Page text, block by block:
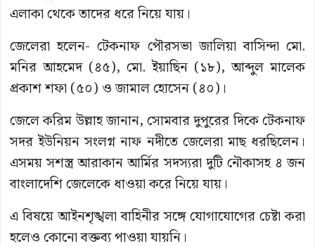
এলাকা থেকে তাদের ধরে নিয়ে যায়।
জেলেরা হলেন- টেকনাফ পৌরসভা জালিয়া বাসিন্দা মো.
মনির আহমেদ (৪৫), মো. ইয়াছিন (১৮), আব্দুল মালেক
প্রকাশ শফা (৫০) ও জামাল হোসেন (৪০)।
জেলে করিম উল্লাহ জানান, সোমবার দুপুরের দিকে টেকনাফ
সদর ইউনিয়ন সংলগ্ন নাফ নদীতে জেলেরা মাছ ধরছিলেন।
এসময় সশস্ত্র আরাকান আর্মির সদস্যরা দুটি নৌকাসহ ৪ জন
বাংলাদেশি জেলেকে ধাওয়া করে নিয়ে যায়।
এ বিষয়ে আইনশৃঙ্খলা বাহিনীর সঙ্গে যোগাযোগের চেষ্টা করা
হলেও কোনো বক্তব্য পাওয়া যায়নি।